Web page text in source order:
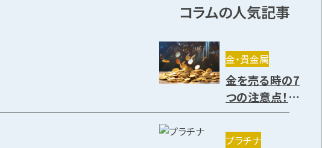
コラムの人気記事
金・貴金属
金を売る時の7
つの注意点！売り
方や高く売却で
きる種類を解説
プラチナ